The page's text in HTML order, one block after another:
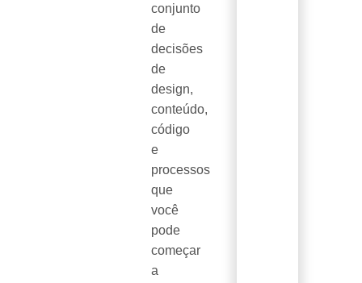
conjunto
de
decisões
de
design,
conteúdo,
código
e
processos
que
você
pode
começar
a